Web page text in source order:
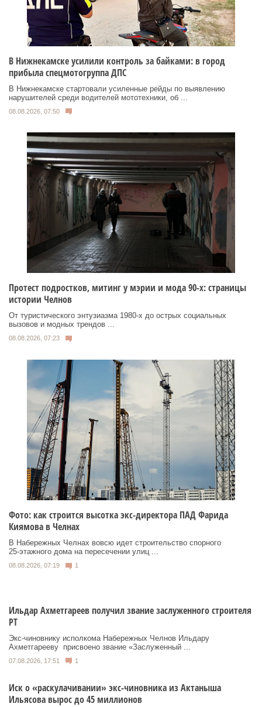
В Нижнекамске усилили контроль за байками: в город
прибыла спецмотогруппа ДПС
В Нижнекамске стартовали усиленные рейды по выявлению
нарушителей среди водителей мототехники, об ...
08.08.2026, 07:50
Протест подростков, митинг у мэрии и мода 90-х: страницы
истории Челнов
От туристического энтузиазма 1980‑х до острых социальных
вызовов и модных трендов ...
08.08.2026, 07:23
Фото: как строится высотка экс-директора ПАД Фарида
Киямова в Челнах
В Набережных Челнах вовсю идет строительство спорного
25‑этажного дома на пересечении улиц ...
08.08.2026, 07:19 1
Ильдар Ахметгареев получил звание заслуженного строителя
РТ
Экс‑чиновнику исполкома Набережных Челнов Ильдару
Ахметгарееву присвоено звание «Заслуженный ...
07.08.2026, 17:51 1
Иск о «раскулачивании» экс-чиновника из Актаныша
Ильясова вырос до 45 миллионов